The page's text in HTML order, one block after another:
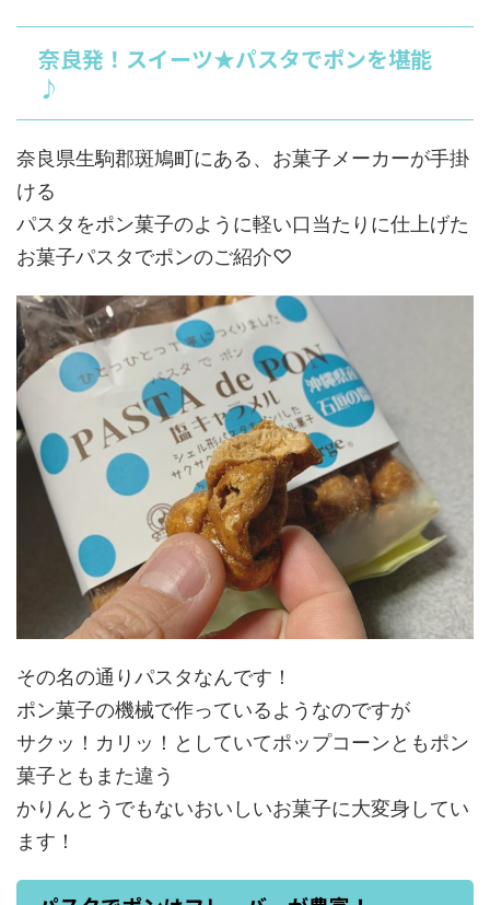
奈良発！スイーツ★パスタでポンを堪能
♪
奈良県生駒郡斑鳩町にある、お菓子メーカーが手掛
ける
パスタをポン菓子のように軽い口当たりに仕上げた
お菓子パスタでポンのご紹介♡
その名の通りパスタなんです！
ポン菓子の機械で作っているようなのですが
サクッ！カリッ！としていてポップコーンともポン
菓子ともまた違う
かりんとうでもないおいしいお菓子に大変身してい
ます！